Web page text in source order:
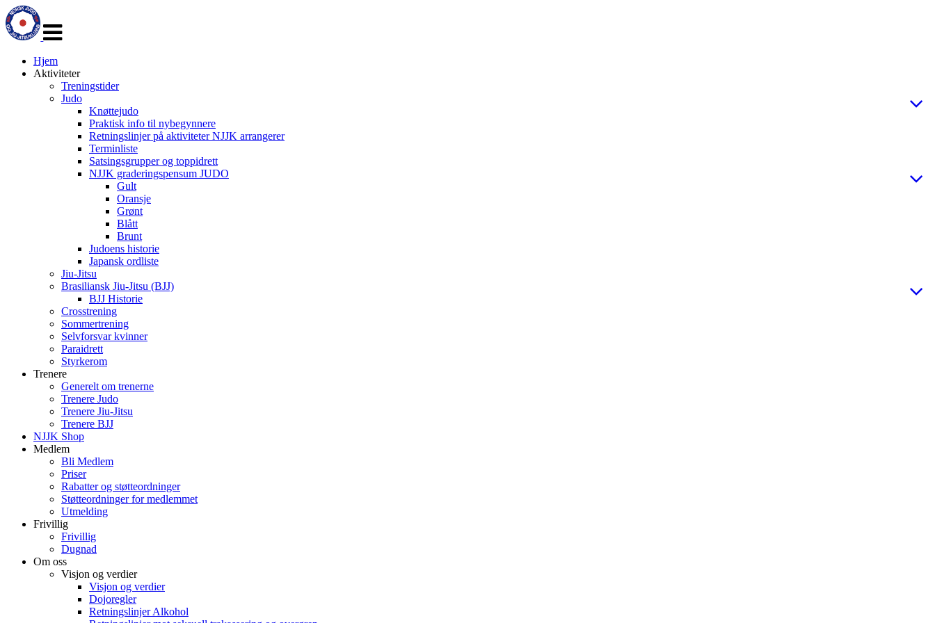
navigasjon
Hjem
Aktiviteter
Treningstider
Judo
Knøttejudo
Praktisk info til nybegynnere
Retningslinjer på aktiviteter NJJK arrangerer
Terminliste
Satsingsgrupper og toppidrett
NJJK graderingspensum JUDO
Gult
Oransje
Grønt
Blått
Brunt
Judoens historie
Japansk ordliste
Jiu-Jitsu
Brasiliansk Jiu-Jitsu (BJJ)
BJJ Historie
Crosstrening
Sommertrening
Selvforsvar kvinner
Paraidrett
Styrkerom
Trenere
Generelt om trenerne
Trenere Judo
Trenere Jiu-Jitsu
Trenere BJJ
NJJK Shop
Medlem
Bli Medlem
Priser
Rabatter og støtteordninger
Støtteordninger for medlemmet
Utmelding
Frivillig
Frivillig
Dugnad
Om oss
Visjon og verdier
Visjon og verdier
Dojoregler
Retningslinjer Alkohol